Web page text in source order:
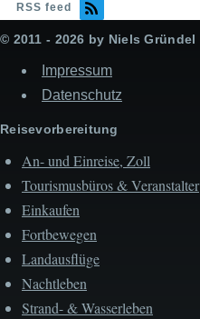
RSS feed
© 2011 - 2026 by Niels Gründel
Impressum
Datenschutz
Reisevorbereitung
An- und Einreise, Zoll
Tourismusbüros & Veranstalter
Einkaufen
Fortbewegen
Landausflüge
Nachtleben
Strand- & Wasserleben